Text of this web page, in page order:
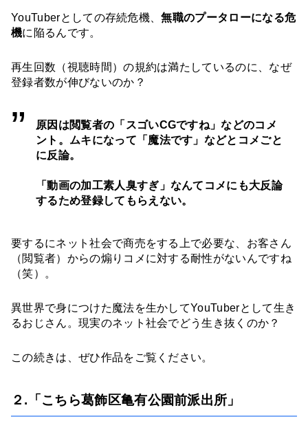
YouTuberとしての存続危機、無職のプータローになる危
機に陥るんです。
再生回数（視聴時間）の規約は満たしているのに、なぜ
登録者数が伸びないのか？
原因は閲覧者の「スゴいCGですね」などのコメ
ント。ムキになって「魔法です」などとコメごと
に反論。
「動画の加工素人臭すぎ」なんてコメにも大反論
するため登録してもらえない。
要するにネット社会で商売をする上で必要な、お客さん
（閲覧者）からの煽りコメに対する耐性がないんですね
（笑）。
異世界で身につけた魔法を生かしてYouTuberとして生き
るおじさん。現実のネット社会でどう生き抜くのか？
この続きは、ぜひ作品をご覧ください。
２.「こちら葛飾区亀有公園前派出所」